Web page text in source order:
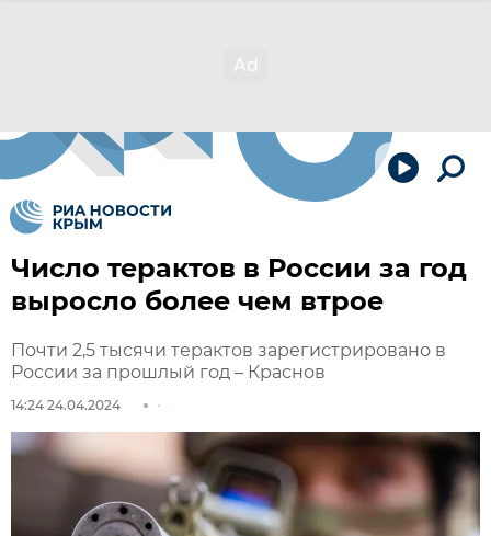
Число терактов в России за год
выросло более чем втрое
Почти 2,5 тысячи терактов зарегистрировано в
России за прошлый год – Краснов
14:24 24.04.2024